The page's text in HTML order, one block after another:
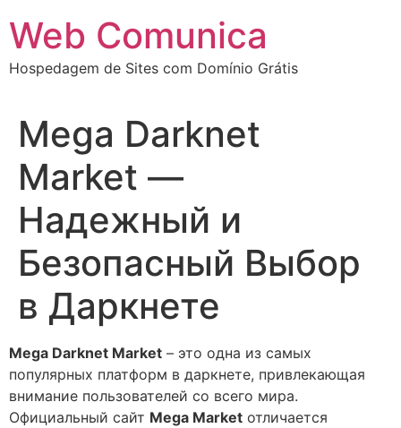
para
conteúdo
Web Comunica
Hospedagem de Sites com Domínio Grátis
Mega Darknet
Market —
Надежный и
Безопасный Выбор
в Даркнете
Mega Darknet Market – это одна из самых
популярных платформ в даркнете, привлекающая
внимание пользователей со всего мира.
Официальный сайт Mega Market отличается